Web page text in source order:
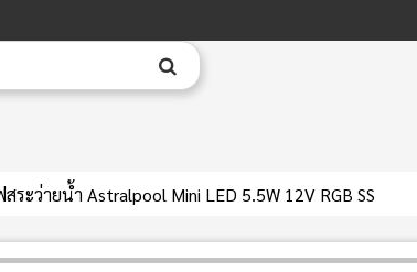
ระว่ายน้ำ Astralpool Mini LED 5.5W 12V RGB SS